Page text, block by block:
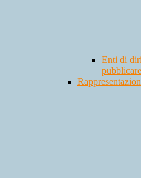
Enti di